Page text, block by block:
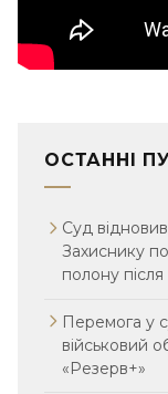
ОСТАННІ
Суд
Захиснику
полону
Перемога у
військовий
«Резерв+»